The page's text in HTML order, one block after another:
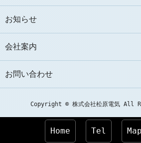
お知らせ
会社案内
お問い合わせ
Copyright © 株式会社松原電気 All
Home Tel Map